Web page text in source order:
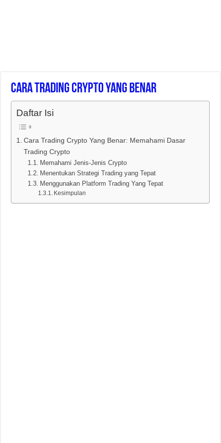
Cara Trading Crypto Yang Benar
Daftar Isi
Cara Trading Crypto Yang Benar: Memahami Dasar
Trading Crypto
Memahami Jenis-Jenis Crypto
Menentukan Strategi Trading yang Tepat
Menggunakan Platform Trading Yang Tepat
Kesimpulan